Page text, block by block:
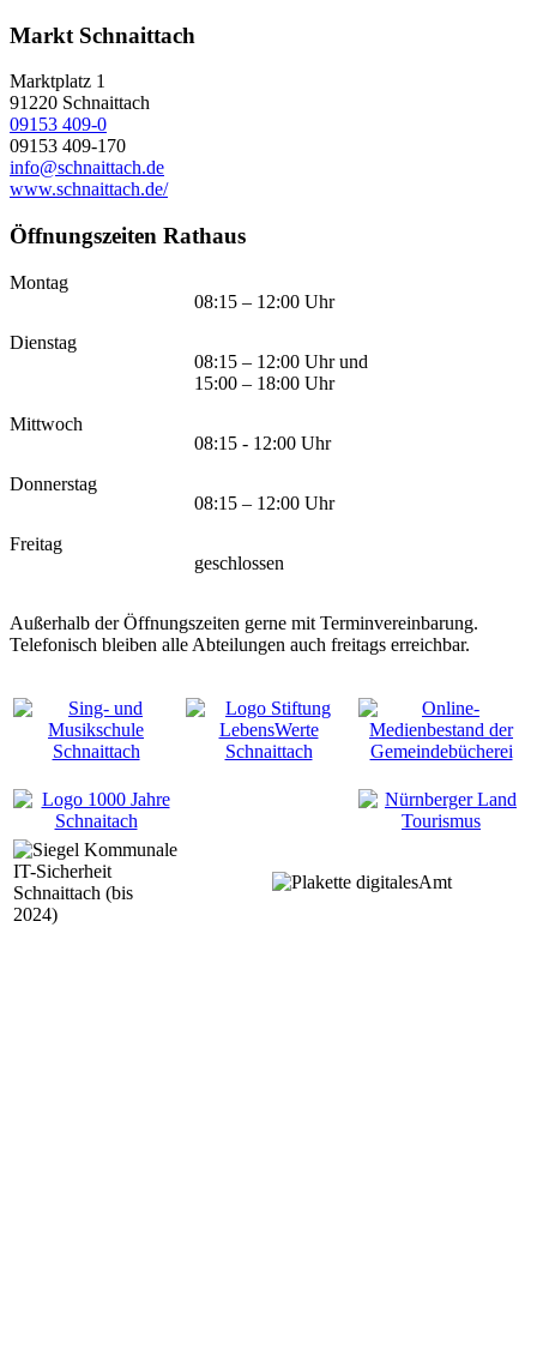
Markt Schnaittach
Marktplatz 1
91220 Schnaittach
09153 409-0
09153 409-170
info@schnaittach.de
www.schnaittach.de/
Öffnungszeiten Rathaus
Montag
08:15 – 12:00 Uhr
Dienstag
08:15 – 12:00 Uhr und
15:00 – 18:00 Uhr
Mittwoch
08:15 - 12:00 Uhr
Donnerstag
08:15 – 12:00 Uhr
Freitag
geschlossen
Außerhalb der Öffnungszeiten gerne mit Terminvereinbarung.
Telefonisch bleiben alle Abteilungen auch freitags erreichbar.